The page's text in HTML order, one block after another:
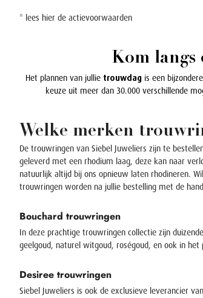
* lees hier de actievoorwaarden
Kom
Het plannen van jullie trouwdag is een
keuze uit meer dan 30.000 verschillende
Welke merken
De trouwringen van Siebel Juweliers zijn te
geleverd met een rhodium laag, deze kan naar
natuurlijk altijd bij ons opnieuw laten rhodineren.
trouwringen worden na jullie bestelling met de
Bouchard trouwringen
In deze prachtige trouwringen collectie zijn
geelgoud, naturel witgoud, roségoud, en ook in
Desiree trouwringen
Siebel Juweliers is ook de exclusieve leverancier